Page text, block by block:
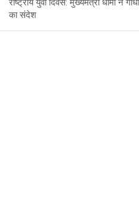
राष्ट्रीय युवा दिवस: मुख्यमंत्री धामी ने
का संदेश